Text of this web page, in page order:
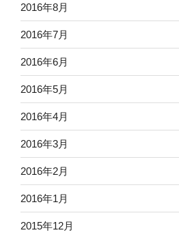
2016年8月
2016年7月
2016年6月
2016年5月
2016年4月
2016年3月
2016年2月
2016年1月
2015年12月